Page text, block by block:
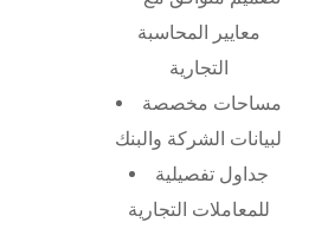
معايير المحاسبة
التجارية
مساحات مخصصة
لبيانات الشركة والبنك
جداول تفصيلية
للمعاملات التجارية